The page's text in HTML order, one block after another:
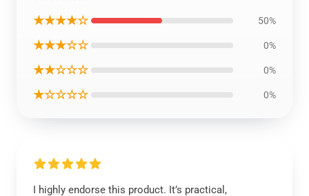
★★★★☆ 50%
★★★☆☆ 0%
★★☆☆☆ 0%
★☆☆☆☆ 0%
I highly endorse this product. It’s practical,